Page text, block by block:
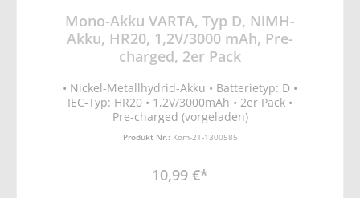
Mono-Akku VARTA, Typ D, NiMH-
Akku, HR20, 1,2V/3000 mAh, Pre-
charged, 2er Pack
• Nickel-Metallhydrid-Akku • Batterietyp: D •
IEC-Typ: HR20 • 1,2V/3000mAh • 2er Pack •
Pre-charged (vorgeladen)
Produkt Nr.: Kom-21-1300585
10,99 €*